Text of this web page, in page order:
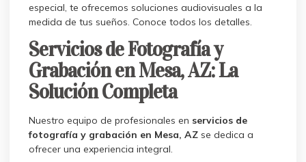
especial, te ofrecemos soluciones audiovisuales a la
medida de tus sueños. Conoce todos los detalles.
Servicios de Fotografía y
Grabación en Mesa, AZ: La
Solución Completa
Nuestro equipo de profesionales en servicios de
fotografía y grabación en Mesa, AZ se dedica a
ofrecer una experiencia integral.